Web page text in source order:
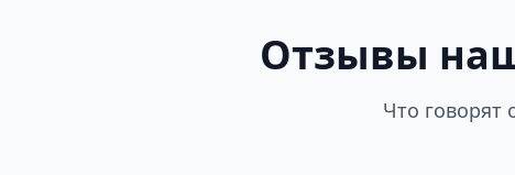
Отзывы
Что говорят